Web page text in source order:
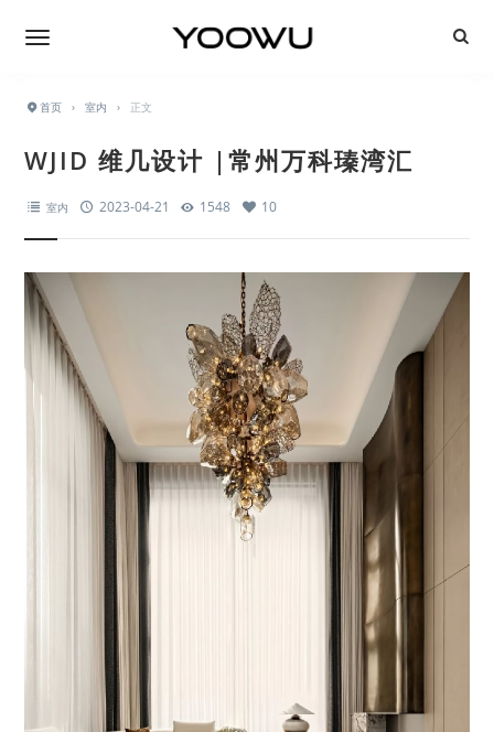
首页 › 室内 › 正文
WJID 维几设计 |常州万科瑧湾汇
室内 2023-04-21 1548 10